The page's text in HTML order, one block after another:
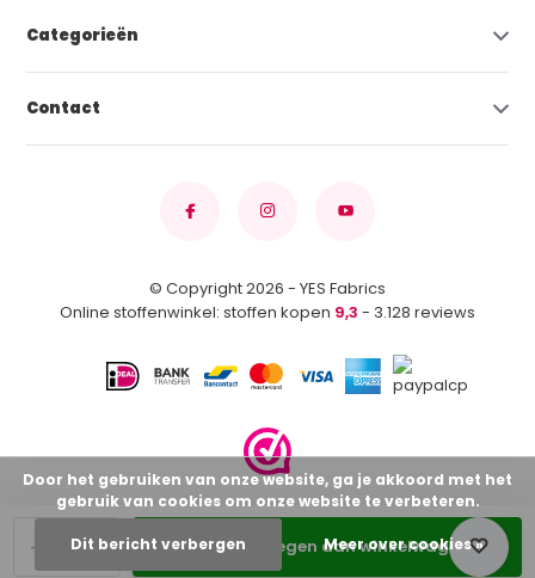
+
- Toevoegen aan winkelwagen
Categorieën
Contact
© Copyright 2026 - YES Fabrics
Online stoffenwinkel: stoffen kopen 9,3 - 3.128 reviews
Door het gebruiken van onze website, ga je akkoord met het
gebruik van cookies om onze website te verbeteren.
Dit bericht verbergen Meer over cookies »